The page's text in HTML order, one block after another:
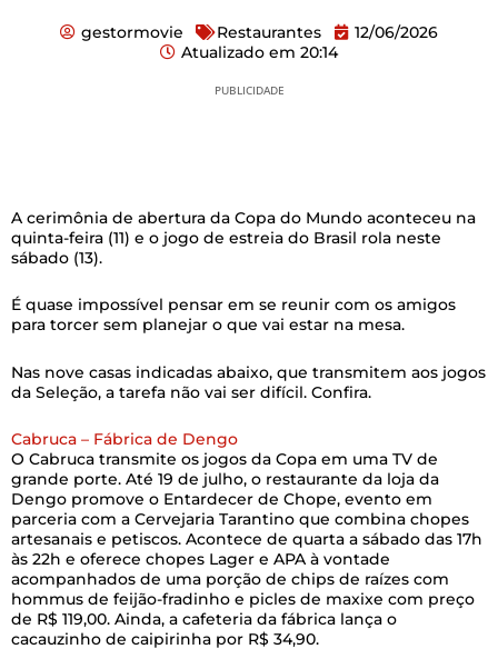
gestormovie Restaurantes
12/06/2026
Atualizado em 20:14
PUBLICIDADE
A cerimônia de abertura da Copa do Mundo aconteceu na
quinta-feira (11) e o jogo de estreia do Brasil rola neste
sábado (13).
É quase impossível pensar em se reunir com os amigos
para torcer sem planejar o que vai estar na mesa.
Nas nove casas indicadas abaixo, que transmitem aos jogos
da Seleção, a tarefa não vai ser difícil. Confira.
Cabruca – Fábrica de Dengo
O Cabruca transmite os jogos da Copa em uma TV de
grande porte. Até 19 de julho, o restaurante da loja da
Dengo promove o Entardecer de Chope, evento em
parceria com a Cervejaria Tarantino que combina chopes
artesanais e petiscos. Acontece de quarta a sábado das 17h
às 22h e oferece chopes Lager e APA à vontade
acompanhados de uma porção de chips de raízes com
hommus de feijão-fradinho e picles de maxixe com preço
de R$ 119,00. Ainda, a cafeteria da fábrica lança o
cacauzinho de caipirinha por R$ 34,90.